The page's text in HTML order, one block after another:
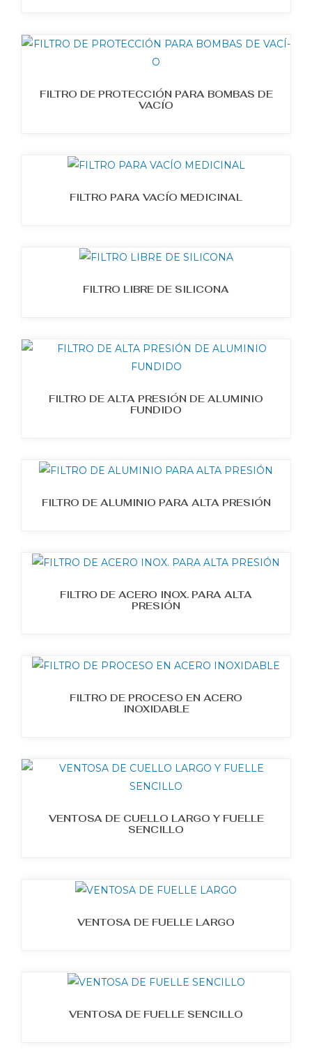
FILTRO DE PROTECCIÓN PARA BOMBAS DE
VACÍ­O
FILTRO PARA VACÍ­O MEDICINAL
FILTRO LIBRE DE SILICONA
FILTRO DE ALTA PRESIÓN DE ALUMINIO
FUNDIDO
FILTRO DE ALUMINIO PARA ALTA PRESIÓN
FILTRO DE ACERO INOX. PARA ALTA
PRESIÓN
FILTRO DE PROCESO EN ACERO
INOXIDABLE
VENTOSA DE CUELLO LARGO Y FUELLE
SENCILLO
VENTOSA DE FUELLE LARGO
VENTOSA DE FUELLE SENCILLO